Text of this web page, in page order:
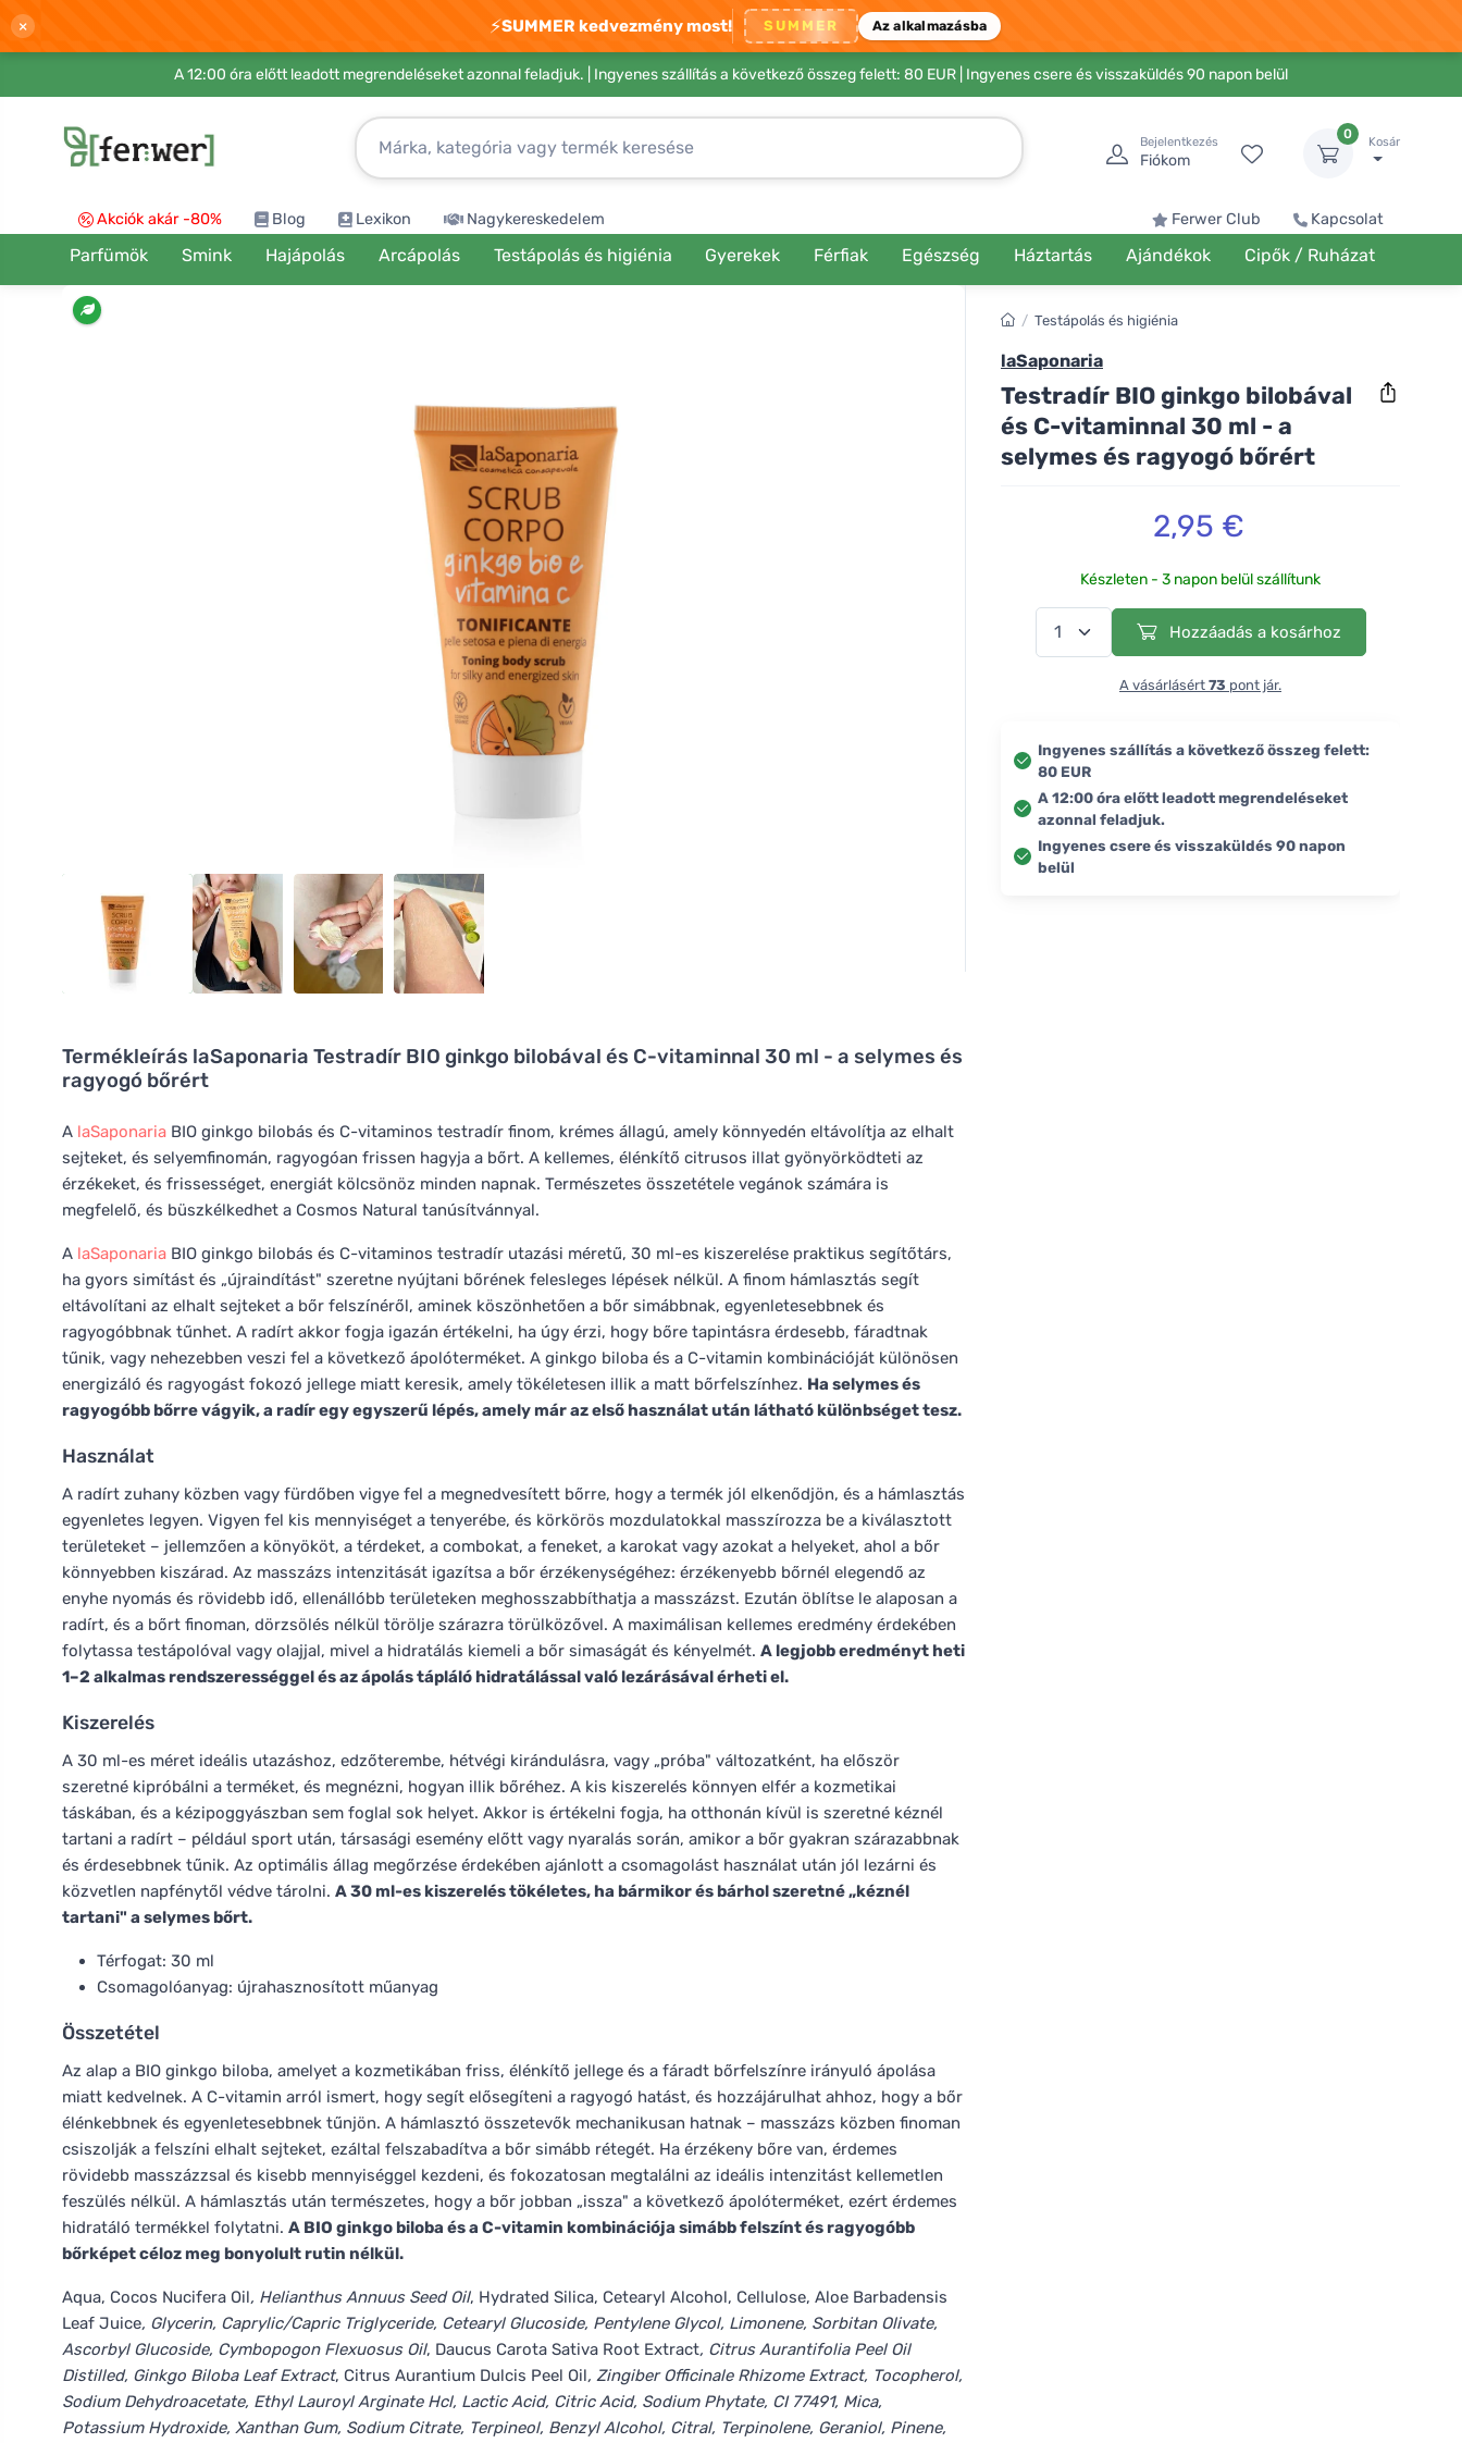
× ⚡SUMMER kedvezmény most! SUMMER Az alkalmazásba
A 12:00 óra előtt leadott megrendeléseket azonnal feladjuk. | Ingyenes szállítás a következő összeg felett: 80 EUR | Ingyenes csere és visszaküldés 90 napon belül
Bejelentkezés
Fiókom
0
Kosár
Akciók akár -80% Blog Lexikon Nagykereskedelem Ferwer Club Kapcsolat
Parfümök Smink Hajápolás Arcápolás Testápolás és higiénia Gyerekek Férfiak Egészség Háztartás Ajándékok Cipők / Ruházat
Termékleírás laSaponaria Testradír BIO ginkgo bilobával és C-vitaminnal 30 ml - a selymes és
ragyogó bőrért
A laSaponaria BIO ginkgo bilobás és C-vitaminos testradír finom, krémes állagú, amely könnyedén eltávolítja az elhalt
sejteket, és selyemfinomán, ragyogóan frissen hagyja a bőrt. A kellemes, élénkítő citrusos illat gyönyörködteti az
érzékeket, és frissességet, energiát kölcsönöz minden napnak. Természetes összetétele vegánok számára is
megfelelő, és büszkélkedhet a Cosmos Natural tanúsítvánnyal.
A laSaponaria BIO ginkgo bilobás és C-vitaminos testradír utazási méretű, 30 ml-es kiszerelése praktikus segítőtárs,
ha gyors simítást és „újraindítást" szeretne nyújtani bőrének felesleges lépések nélkül. A finom hámlasztás segít
eltávolítani az elhalt sejteket a bőr felszínéről, aminek köszönhetően a bőr simábbnak, egyenletesebbnek és
ragyogóbbnak tűnhet. A radírt akkor fogja igazán értékelni, ha úgy érzi, hogy bőre tapintásra érdesebb, fáradtnak
tűnik, vagy nehezebben veszi fel a következő ápolóterméket. A ginkgo biloba és a C-vitamin kombinációját különösen
energizáló és ragyogást fokozó jellege miatt keresik, amely tökéletesen illik a matt bőrfelszínhez. Ha selymes és
ragyogóbb bőrre vágyik, a radír egy egyszerű lépés, amely már az első használat után látható különbséget tesz.
Használat
A radírt zuhany közben vagy fürdőben vigye fel a megnedvesített bőrre, hogy a termék jól elkenődjön, és a hámlasztás
egyenletes legyen. Vigyen fel kis mennyiséget a tenyerébe, és körkörös mozdulatokkal masszírozza be a kiválasztott
területeket – jellemzően a könyököt, a térdeket, a combokat, a feneket, a karokat vagy azokat a helyeket, ahol a bőr
könnyebben kiszárad. Az masszázs intenzitását igazítsa a bőr érzékenységéhez: érzékenyebb bőrnél elegendő az
enyhe nyomás és rövidebb idő, ellenállóbb területeken meghosszabbíthatja a masszázst. Ezután öblítse le alaposan a
radírt, és a bőrt finoman, dörzsölés nélkül törölje szárazra törülközővel. A maximálisan kellemes eredmény érdekében
folytassa testápolóval vagy olajjal, mivel a hidratálás kiemeli a bőr simaságát és kényelmét. A legjobb eredményt heti
1–2 alkalmas rendszerességgel és az ápolás tápláló hidratálással való lezárásával érheti el.
Kiszerelés
A 30 ml-es méret ideális utazáshoz, edzőterembe, hétvégi kirándulásra, vagy „próba" változatként, ha először
szeretné kipróbálni a terméket, és megnézni, hogyan illik bőréhez. A kis kiszerelés könnyen elfér a kozmetikai
táskában, és a kézipoggyászban sem foglal sok helyet. Akkor is értékelni fogja, ha otthonán kívül is szeretné kéznél
tartani a radírt – például sport után, társasági esemény előtt vagy nyaralás során, amikor a bőr gyakran szárazabbnak
és érdesebbnek tűnik. Az optimális állag megőrzése érdekében ajánlott a csomagolást használat után jól lezárni és
közvetlen napfénytől védve tárolni. A 30 ml-es kiszerelés tökéletes, ha bármikor és bárhol szeretné „kéznél
tartani" a selymes bőrt.
Térfogat: 30 ml
Csomagolóanyag: újrahasznosított műanyag
Összetétel
Az alap a BIO ginkgo biloba, amelyet a kozmetikában friss, élénkítő jellege és a fáradt bőrfelszínre irányuló ápolása
miatt kedvelnek. A C-vitamin arról ismert, hogy segít elősegíteni a ragyogó hatást, és hozzájárulhat ahhoz, hogy a bőr
élénkebbnek és egyenletesebbnek tűnjön. A hámlasztó összetevők mechanikusan hatnak – masszázs közben finoman
csiszolják a felszíni elhalt sejteket, ezáltal felszabadítva a bőr simább rétegét. Ha érzékeny bőre van, érdemes
rövidebb masszázzsal és kisebb mennyiséggel kezdeni, és fokozatosan megtalálni az ideális intenzitást kellemetlen
feszülés nélkül. A hámlasztás után természetes, hogy a bőr jobban „issza" a következő ápolóterméket, ezért érdemes
hidratáló termékkel folytatni. A BIO ginkgo biloba és a C-vitamin kombinációja simább felszínt és ragyogóbb
bőrképet céloz meg bonyolult rutin nélkül.
Aqua, Cocos Nucifera Oil, Helianthus Annuus Seed Oil, Hydrated Silica, Cetearyl Alcohol, Cellulose, Aloe Barbadensis
Leaf Juice, Glycerin, Caprylic/Capric Triglyceride, Cetearyl Glucoside, Pentylene Glycol, Limonene, Sorbitan Olivate,
Ascorbyl Glucoside, Cymbopogon Flexuosus Oil, Daucus Carota Sativa Root Extract, Citrus Aurantifolia Peel Oil
Distilled, Ginkgo Biloba Leaf Extract, Citrus Aurantium Dulcis Peel Oil, Zingiber Officinale Rhizome Extract, Tocopherol,
Sodium Dehydroacetate, Ethyl Lauroyl Arginate Hcl, Lactic Acid, Citric Acid, Sodium Phytate, CI 77491, Mica,
Potassium Hydroxide, Xanthan Gum, Sodium Citrate, Terpineol, Benzyl Alcohol, Citral, Terpinolene, Geraniol, Pinene,
/ Testápolás és higiénia
laSaponaria
Testradír BIO ginkgo bilobával
és C-vitaminnal 30 ml - a
selymes és ragyogó bőrért
2,95 €
Készleten - 3 napon belül szállítunk
Hozzáadás a kosárhoz
A vásárlásért 73 pont jár.
Ingyenes szállítás a következő összeg felett:
80 EUR
A 12:00 óra előtt leadott megrendeléseket
azonnal feladjuk.
Ingyenes csere és visszaküldés 90 napon
belül